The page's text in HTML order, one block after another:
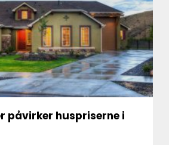
påvirker huspriserne i